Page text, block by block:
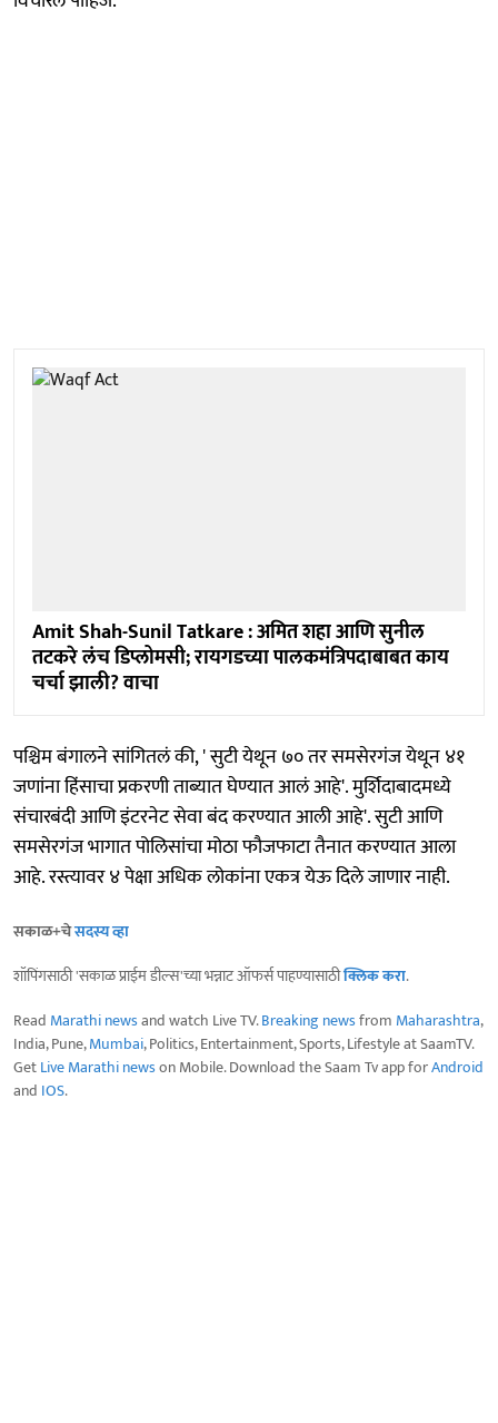
Amit Shah-Sunil Tatkare : अमित शहा आणि सुनील
तटकरे लंच डिप्लोमसी; रायगडच्या पालकमंत्रिपदाबाबत काय
चर्चा झाली? वाचा
पश्चिम बंगालने सांगितलं की, ' सुटी येथून ७० तर समसेरगंज येथून ४१
जणांना हिंसाचा प्रकरणी ताब्यात घेण्यात आलं आहे'. मुर्शिदाबादमध्ये
संचारबंदी आणि इंटरनेट सेवा बंद करण्यात आली आहे'. सुटी आणि
समसेरगंज भागात पोलिसांचा मोठा फौजफाटा तैनात करण्यात आला
आहे. रस्त्यावर ४ पेक्षा अधिक लोकांना एकत्र येऊ दिले जाणार नाही.
सकाळ+चेसदस्य व्हा
शॉपिंगसाठी 'सकाळ प्राईम डील्स'च्या भन्नाट ऑफर्स पाहण्यासाठीक्लिक करा.
Read Marathi newsand watch Live TV.Breaking newsfrom Maharashtra,
India, Pune,Mumbai, Politics, Entertainment, Sports, Lifestyle at SaamTV.
GetLive Marathi newson Mobile. Download the Saam Tv app forAndroid
and IOS.